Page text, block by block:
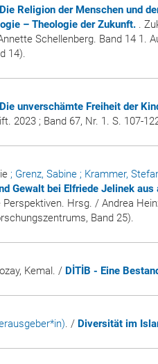
Die Religion der Menschen und
– Theologie der Zukunft. .
Schellenberg. Band 14 1.
14).
Die unverschämte Freiheit der
. 2023 ; Band 67, Nr. 1. S. 107-
; Grenz, Sabine ; Krammer,
Gewalt bei Elfriede Jelinek
Hrsg. / Andrea
Band 25).
Kemal. / DİTİB - Eine
. / Diversität im